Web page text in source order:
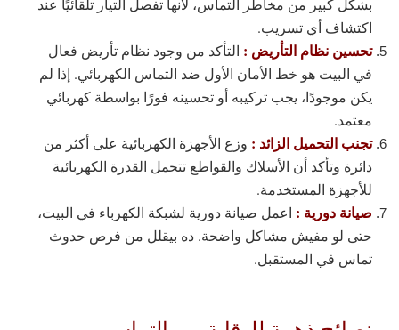
بشكل كبير من مخاطر التماس، لأنها تفصل التيار تلقائيًا عند
اكتشاف أي تسريب.
تحسين نظام التأريض : التأكد من وجود نظام تأريض فعال
في البيت هو خط الأمان الأول ضد التماس الكهربائي. إذا لم
يكن موجودًا، يجب تركيبه أو تحسينه فورًا بواسطة كهربائي
معتمد.
تجنب التحميل الزائد : وزع الأجهزة الكهربائية على أكثر من
دائرة وتأكد أن الأسلاك والقواطع تتحمل القدرة الكهربائية
للأجهزة المستخدمة.
صيانة دورية : اعمل صيانة دورية لشبكة الكهرباء في البيت،
حتى لو مفيش مشاكل واضحة. ده بيقلل من فرص حدوث
تماس في المستقبل.